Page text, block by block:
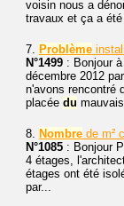
voisin nous a
travaux et ça a
7. Problème
N°1499 : Bonjour
décembre 2012
n'avons rencontré
placée du
8. Nombre de m²
N°1085 : Bonjour
4 étages,
étages ont été
par...